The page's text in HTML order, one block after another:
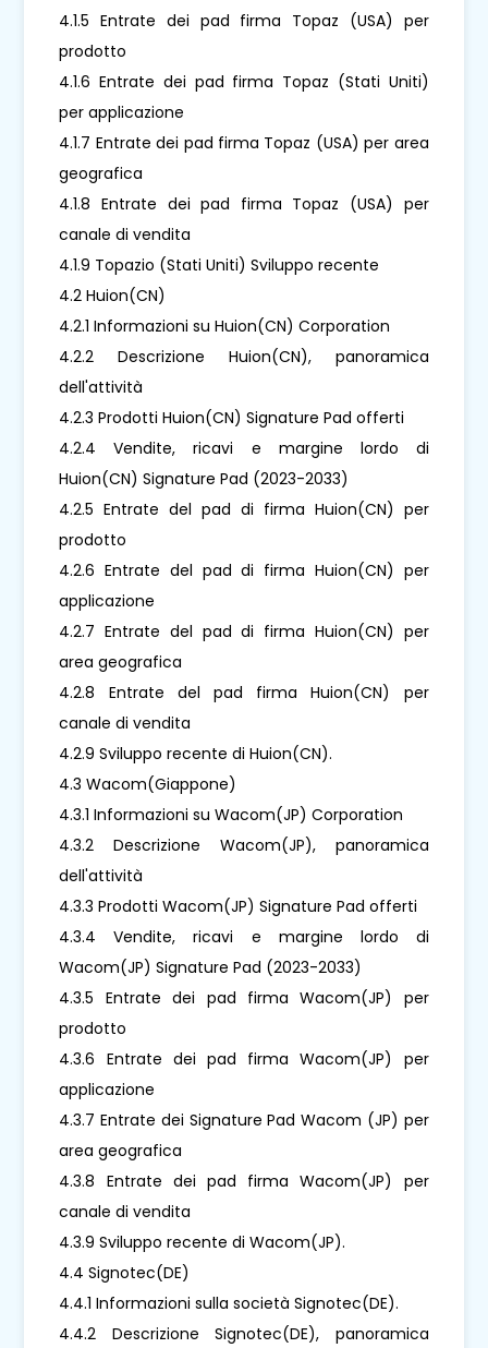
4.1.5 Entrate dei pad firma Topaz (USA) per
prodotto
4.1.6 Entrate dei pad firma Topaz (Stati Uniti)
per applicazione
4.1.7 Entrate dei pad firma Topaz (USA) per area
geografica
4.1.8 Entrate dei pad firma Topaz (USA) per
canale di vendita
4.1.9 Topazio (Stati Uniti) Sviluppo recente
4.2 Huion(CN)
4.2.1 Informazioni su Huion(CN) Corporation
4.2.2 Descrizione Huion(CN), panoramica
dell'attività
4.2.3 Prodotti Huion(CN) Signature Pad offerti
4.2.4 Vendite, ricavi e margine lordo di
Huion(CN) Signature Pad (2023-2033)
4.2.5 Entrate del pad di firma Huion(CN) per
prodotto
4.2.6 Entrate del pad di firma Huion(CN) per
applicazione
4.2.7 Entrate del pad di firma Huion(CN) per
area geografica
4.2.8 Entrate del pad firma Huion(CN) per
canale di vendita
4.2.9 Sviluppo recente di Huion(CN).
4.3 Wacom(Giappone)
4.3.1 Informazioni su Wacom(JP) Corporation
4.3.2 Descrizione Wacom(JP), panoramica
dell'attività
4.3.3 Prodotti Wacom(JP) Signature Pad offerti
4.3.4 Vendite, ricavi e margine lordo di
Wacom(JP) Signature Pad (2023-2033)
4.3.5 Entrate dei pad firma Wacom(JP) per
prodotto
4.3.6 Entrate dei pad firma Wacom(JP) per
applicazione
4.3.7 Entrate dei Signature Pad Wacom (JP) per
area geografica
4.3.8 Entrate dei pad firma Wacom(JP) per
canale di vendita
4.3.9 Sviluppo recente di Wacom(JP).
4.4 Signotec(DE)
4.4.1 Informazioni sulla società Signotec(DE).
4.4.2 Descrizione Signotec(DE), panoramica